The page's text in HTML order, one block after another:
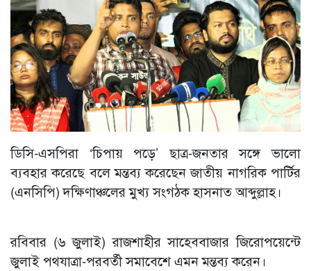
ডিসি-এসপিরা ‘চিপায় পড়ে’ ছাত্র-জনতার সঙ্গে ভালো
ব্যবহার করেছে বলে মন্তব্য করেছেন জাতীয় নাগরিক পার্টির
(এনসিপি) দক্ষিণাঞ্চলের মুখ্য সংগঠক হাসনাত আব্দুল্লাহ।
রবিবার (৬ জুলাই) রাজশাহীর সাহেববাজার জিরোপয়েন্টে
জুলাই পথযাত্রা-পরবর্তী সমাবেশে এমন মন্তব্য করেন।